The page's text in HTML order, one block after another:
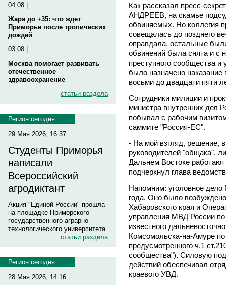
04.08 |
Жара до +35: что ждет
Приморье после тропических
дождей
03.08 |
Москва помогает развивать
отечественное
здравоохранение
статьи раздела
Регион сегодня
29 Мая 2026, 16:37
Студенты Приморья
написали
Всероссийский
агродиктант
Акция "Единой России" прошла
на площадке Приморского
государственного аграрно-
технологического университета
статьи раздела
Регион сегодня
28 Мая 2026, 14:16
Как рассказал пресс-
АНДРЕЕВ, на скамье
обвиняемых. Но коллегия
совещалась до позднего
оправдала, остальные
обвинений была снята и с
преступного сообщества
было назначено
восьми до двадцати пяти
Сотрудники милиции и
министра внутренних
побывал с рабочим
саммите "Россия-ЕС".
- На мой взгляд, решение,
руководителей "общака",
Дальнем Востоке
подчеркнул глава
Напомним: уголовное
года. Оно было
Хабаровского края и
управления МВД России
известного
Комсомольска-на-Амуре
предусмотренного ч.1
сообщества"). Силовую
действий обеспечивал
краевого УВД.